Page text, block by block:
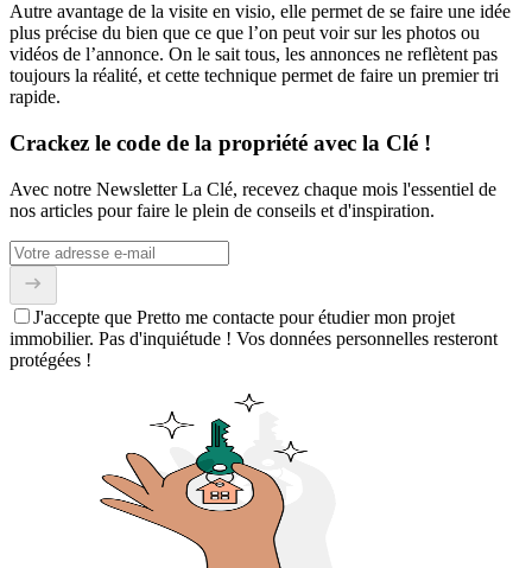
Autre avantage de la visite en visio, elle permet de se faire une idée
plus précise du bien que ce que l’on peut voir sur les photos ou
vidéos de l’annonce. On le sait tous, les annonces ne reflètent pas
toujours la réalité, et cette technique permet de faire un premier tri
rapide.
Crackez le code de la propriété avec la Clé !
Avec notre Newsletter La Clé, recevez chaque mois l'essentiel de
nos articles pour faire le plein de conseils et d'inspiration.
J'accepte que Pretto me contacte pour étudier mon projet
immobilier. Pas d'inquiétude ! Vos données personnelles resteront
protégées !